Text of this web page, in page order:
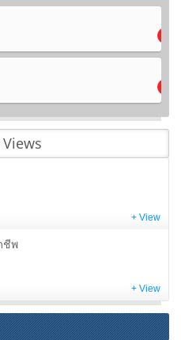
+ View
ชีพ
+ View